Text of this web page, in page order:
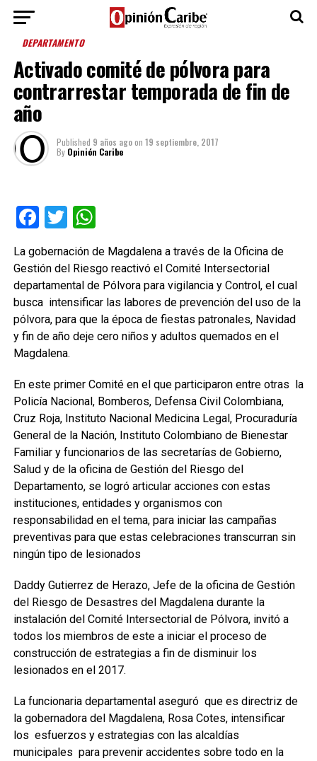
DEPARTAMENTO
Activado comité de pólvora para
contrarrestar temporada de fin de
año
Published 9 años agoon 19 septiembre, 2017
By Opinión Caribe
Facebook
TwitterWhatsApp
La gobernación de Magdalena a través de la Oficina de
Gestión del Riesgo reactivó el Comité Intersectorial
departamental de Pólvora para vigilancia y Control, el cual
busca intensificar las labores de prevención del uso de la
pólvora, para que la época de fiestas patronales, Navidad
y fin de año deje cero niños y adultos quemados en el
Magdalena.
En este primer Comité en el que participaron entre otras la
Policía Nacional, Bomberos, Defensa Civil Colombiana,
Cruz Roja, Instituto Nacional Medicina Legal, Procuraduría
General de la Nación, Instituto Colombiano de Bienestar
Familiar y funcionarios de las secretarías de Gobierno,
Salud y de la oficina de Gestión del Riesgo del
Departamento, se logró articular acciones con estas
instituciones, entidades y organismos con
responsabilidad en el tema, para iniciar las campañas
preventivas para que estas celebraciones transcurran sin
ningún tipo de lesionados
Daddy Gutierrez de Herazo, Jefe de la oficina de Gestión
del Riesgo de Desastres del Magdalena durante la
instalación del Comité Intersectorial de Pólvora, invitó a
todos los miembros de este a iniciar el proceso de
construcción de estrategias a fin de disminuir los
lesionados en el 2017.
La funcionaria departamental aseguró que es directriz de
la gobernadora del Magdalena, Rosa Cotes, intensificar
los esfuerzos y estrategias con las alcaldías
municipales para prevenir accidentes sobre todo en la